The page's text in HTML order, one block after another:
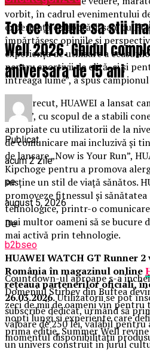
vorbit, în cadrul evenimentului
experiența colaborării sale cu
împărtășesc opiniile și
experiența de utilizare a
pentru sportivii de elită, ci și
întreaga lume”, a spus
Anul trecut, HUAWEI a lansat
Yours”, cu scopul de a stabili
apropiate cu utilizatorii de la
de comunicare mai incluzivă și
de lansare „Now is Your Run”,
Kipchoge pentru a promova
susține un stil de viață sănătos.
promoveze fitnessul și
tehnologice, printr-o
mai multor oameni să se bucure
mai activă prin tehnologie.
HUAWEI WATCH GT Runner
România în magazinul online
rețeaua partenerilor oficiali,
26.03.2026.Utilizatorii se pot
subscribe dedicat, urmând să
valoare de 250 lei, valabil pentru
momentul disponibilității
Tot ce trebuie sa stii
Well 2026. Ghidul
aniversara de 15 ani
Publicat
acum 2 zile
pe
august 5, 2026
De
b2bseo
Countdown-ul aproape s-a
Domeniul Stirbey din Buftea
zeci de mii de oameni vin pentru
nopti lungi si experiente care
prima editie, Summer Well
un univers construit in jurul